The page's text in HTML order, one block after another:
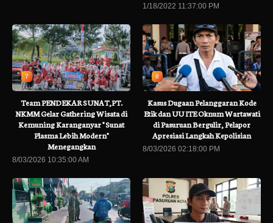
1/18/2022 11:37:00 PM
7
Team PENDEKAR SUNAT,PT.
NKMM Gelar Gathering Wisata di
Kemuning Karanganyar " Sunat
Plasma Lebih Modern"
Menegangkan
8/03/2026 10:35:00 AM
8
Kasus Dugaan Pelanggaran Kode
Etik dan UU ITE Oknum Wartawati
di Pasuruan Bergulir, Pelapor
Apresiasi Langkah Kepolisian
8/03/2026 02:18:00 PM